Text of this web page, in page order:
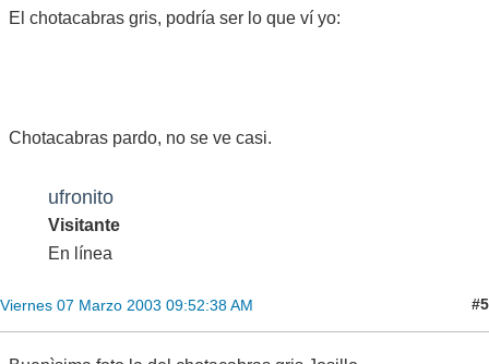
El chotacabras gris, podría ser lo que ví yo:
Chotacabras pardo, no se ve casi.
ufronito
Visitante
En línea
Viernes 07 Marzo 2003 09:52:38 AM #5